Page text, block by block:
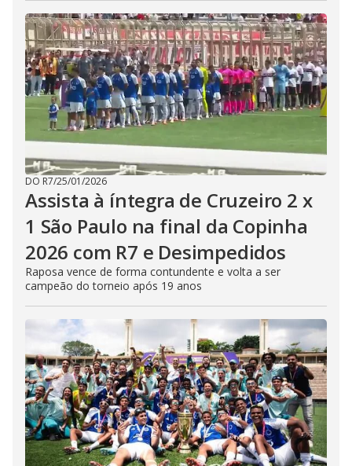
DO R7/25/01/2026
Assista à íntegra de Cruzeiro 2 x
1 São Paulo na final da Copinha
2026 com R7 e Desimpedidos
Raposa vence de forma contundente e volta a ser
campeão do torneio após 19 anos